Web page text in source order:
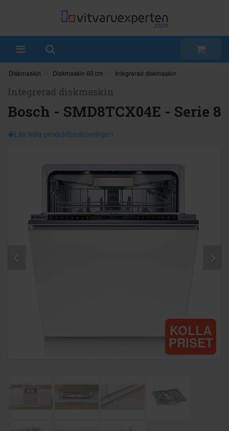
Diskmaskin Diskmaskin 60 cm Integrerad diskmaskin
Integrerad diskmaskin
Bosch - SMD8TCX04E - Serie 8
Läs hela produktbeskrivningen
KOLLA
PRISET